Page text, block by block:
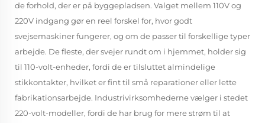
de forhold, der er på byggepladsen. Valget mellem 110V og
220V indgang gør en reel forskel for, hvor godt
svejsemaskiner fungerer, og om de passer til forskellige typer
arbejde. De fleste, der svejer rundt om i hjemmet, holder sig
til 110-volt-enheder, fordi de er tilsluttet almindelige
stikkontakter, hvilket er fint til små reparationer eller lette
fabrikationsarbejde. Industrivirksomhederne vælger i stedet
220-volt-modeller, fordi de har brug for mere strøm til at